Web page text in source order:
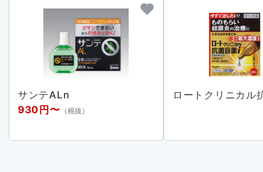
サンテALn
930円〜 （税抜）
ロートクリニカル